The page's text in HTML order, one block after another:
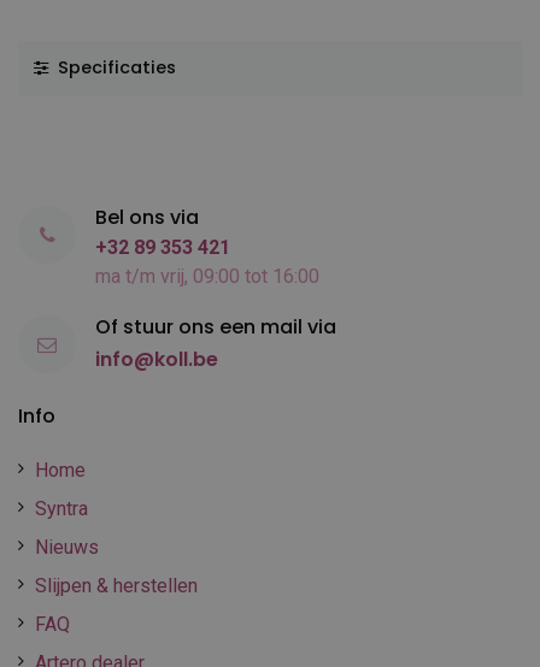
Specificaties
Info
Home
Syntra
Nieuws
Slijpen & herstellen
FAQ
Artero dealer
Bel ons via
+32 89 353 421
ma t/m vrij, 09:00 tot 16:00
Of stuur ons een mail via
info@koll.be